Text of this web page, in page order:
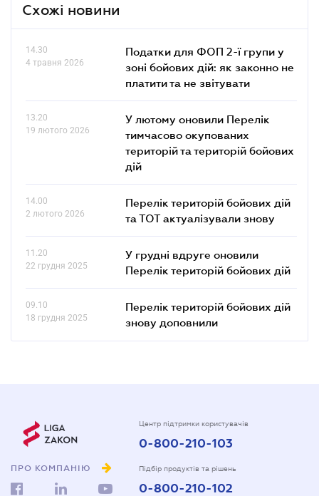
Схожі новини
14.30
4 травня 2026
Податки для ФОП 2-ї групи у
зоні бойових дій: як законно не
платити та не звітувати
13.20
19 лютого 2026
У лютому оновили Перелік
тимчасово окупованих
територій та територій бойових
дій
14.00
2 лютого 2026
Перелік територій бойових дій
та ТОТ актуалізували знову
11.20
22 грудня 2025
У грудні вдруге оновили
Перелік територій бойових дій
09.10
18 грудня 2025
Перелік територій бойових дій
знову доповнили
ПРО КОМПАНІЮ
Центр підтримки користувачів
0-800-210-103
Підбір продуктів та рішень
0-800-210-102